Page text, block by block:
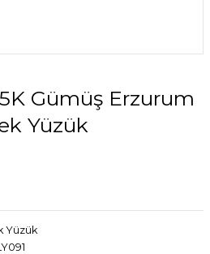
Gümüş Erzurum
Yüzük
Yüzük